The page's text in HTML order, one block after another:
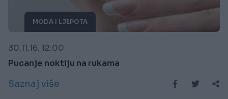
MODA I LJEPOTA
30.11.16. 12:00
Pucanje noktiju na rukama
Saznaj više